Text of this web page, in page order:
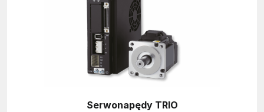
Serwonapędy TRIO